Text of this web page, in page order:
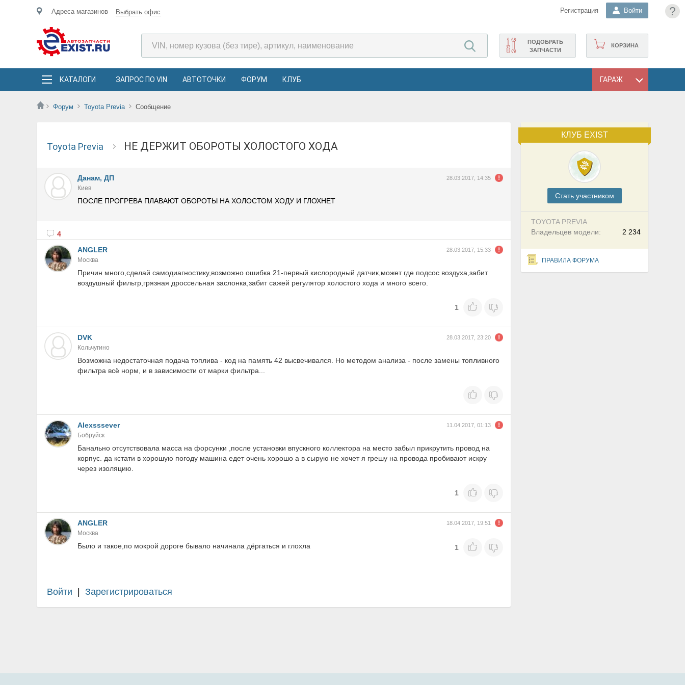
?
Адреса магазинов Выбрать офис Регистрация Войти
КОРЗИНА
ПОДОБРАТЬ
ЗАПЧАСТИ
КАТАЛОГИ ЗАПРОС ПО VIN АВТОТОЧКИ ФОРУМ КЛУБ ГАРАЖ
Форум Toyota Previa Сообщение
КЛУБ EXIST
Cтать участником
TOYOTA PREVIA
2 234
Владельцев модели:
ПРАВИЛА ФОРУМА
Toyota Previa НЕ ДЕРЖИТ ОБОРОТЫ ХОЛОСТОГО ХОДА
Данам, ДП 28.03.2017, 14:35
Киев
ПОСЛЕ ПРОГРЕВА ПЛАВАЮТ ОБОРОТЫ НА ХОЛОСТОМ ХОДУ И ГЛОХНЕТ
4
ANGLER
28.03.2017, 15:33
Москва
Причин много,сделай самодиагностику,возможно ошибка 21-первый кислородный датчик,может где подсос воздуха,забит
воздушный фильтр,грязная дроссельная заслонка,забит сажей регулятор холостого хода и много всего.
1
DVK 28.03.2017, 23:20
Кольчугино
Возможна недостаточная подача топлива - код на память 42 высвечивался. Но методом анализа - после замены топливного
фильтра всё норм, и в зависимости от марки фильтра...
Alexsssever 11.04.2017, 01:13
Бобруйск
Банально отсутствовала масса на форсунки ,после установки впускного коллектора на место забыл прикрутить провод на
корпус. да кстати в хорошую погоду машина едет очень хорошо а в сырую не хочет я грешу на провода пробивают искру
через изоляцию.
1
ANGLER 18.04.2017, 19:51
Москва
Было и такое,по мокрой дороге бывало начинала дёргаться и глохла 1
Войти Зарегистрироваться